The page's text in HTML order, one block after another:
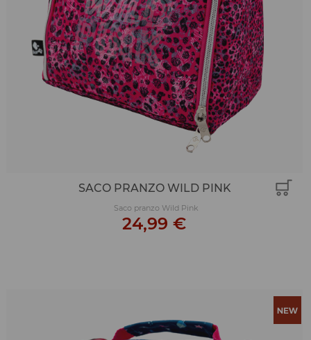
SACO PRANZO WILD PINK
Saco pranzo Wild Pink
24,99 €